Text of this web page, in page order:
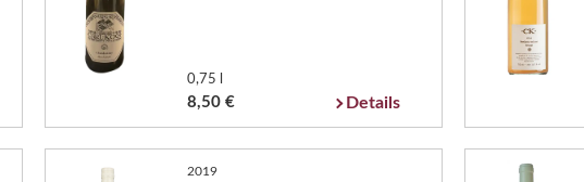
0,75 l
8,50 € Details
2019